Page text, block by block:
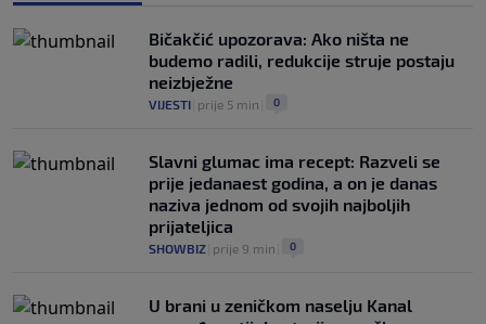
sezoni
prije 3 h 0
Bičakčić upozorava: Ako ništa ne
budemo radili, redukcije struje postaju
neizbježne
VIJESTI prije 5 min 0
Slavni glumac ima recept: Razveli se
prije jedanaest godina, a on je danas
naziva jednom od svojih najboljih
prijateljica
SHOWBIZ prije 9 min 0
U brani u zeničkom naselju Kanal